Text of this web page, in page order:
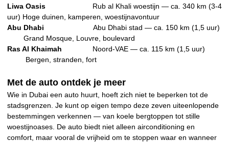
Liwa Oasis Rub al Khali woestijn — ca. 340 km (3-4
uur) Hoge duinen, kamperen, woestijnavontuur
Abu Dhabi Abu Dhabi stad — ca. 150 km (1,5 uur)
Grand Mosque, Louvre, boulevard
Ras Al Khaimah Noord-VAE — ca. 115 km (1,5 uur)
Bergen, stranden, fort
Met de auto ontdek je meer
Wie in Dubai een auto huurt, hoeft zich niet te beperken tot de
stadsgrenzen. Je kunt op eigen tempo deze zeven uiteenlopende
bestemmingen verkennen — van koele bergtoppen tot stille
woestijnoases. De auto biedt niet alleen airconditioning en
comfort, maar vooral de vrijheid om te stoppen waar en wanneer